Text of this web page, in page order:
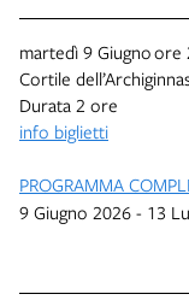
martedì 9 Giugnoore
Cortile
Durata 2 ore
info biglietti
PROGRAMMA
9 Giugno 2026 - 13